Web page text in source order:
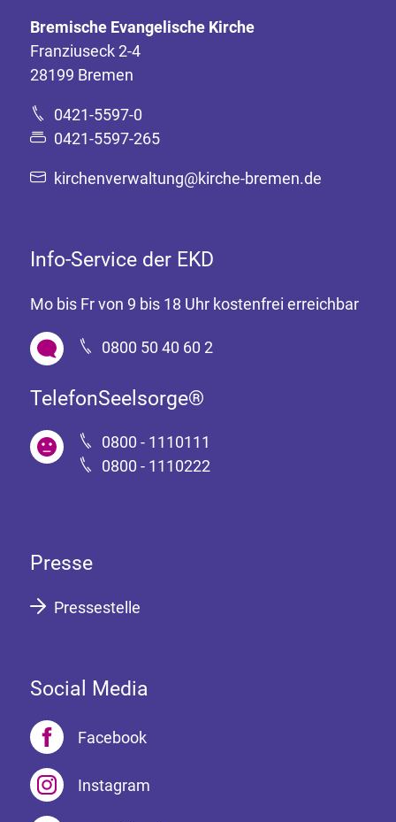
Bremische Evangelische Kirche
Franziuseck 2-4
28199 Bremen
0421-5597-0
0421-5597-265
kirchenverwaltung@kirche-bremen.de
Info-Service der EKD
Mo bis Fr von 9 bis 18 Uhr kostenfrei erreichbar
0800 50 40 60 2
TelefonSeelsorge®
0800 - 1110111
0800 - 1110222
Presse
Pressestelle
Social Media
Facebook
Instagram